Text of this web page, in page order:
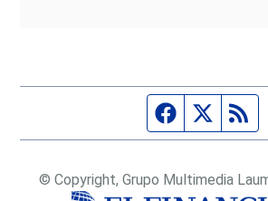
Página deFuente
© Copyright, Grupo Multimedia